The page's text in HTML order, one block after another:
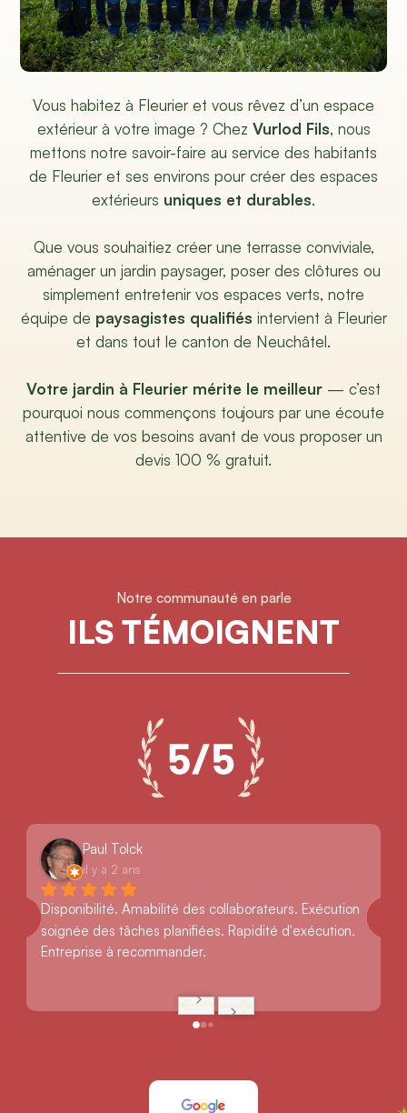
Vous habitez à Fleurier et vous rêvez d’un espace
extérieur à votre image ? Chez Vurlod Fils, nous
mettons notre savoir-faire au service des habitants
de Fleurier et ses environs pour créer des espaces
extérieurs uniques et durables.
Que vous souhaitiez créer une terrasse conviviale,
aménager un jardin paysager, poser des clôtures ou
simplement entretenir vos espaces verts, notre
équipe de paysagistes qualifiés intervient à Fleurier
et dans tout le canton de Neuchâtel.
Votre jardin à Fleurier mérite le meilleur — c’est
pourquoi nous commençons toujours par une écoute
attentive de vos besoins avant de vous proposer un
devis 100 % gratuit.
Notre communauté en parle
ILS TÉMOIGNENT
Paul Tolck
il y a 2 ans
Disponibilité. Amabilité des collaborateurs. Exécution
soignée des tâches planifiées. Rapidité d'exécution.
Entreprise à recommander.